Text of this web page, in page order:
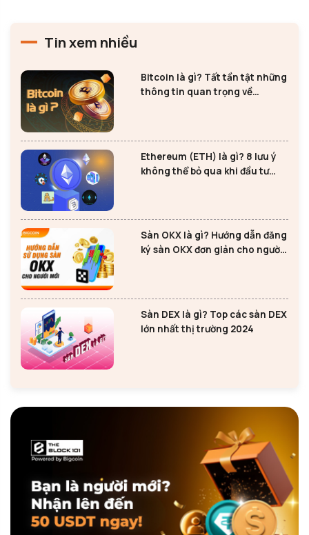
Tin xem nhiều
Bitcoin là gì? Tất tần tật những
thông tin quan trọng về
Ethereum (ETH) là gì? 8 lưu ý
không thể bỏ qua khi đầu tư
Sàn OKX là gì? Hướng dẫn đăng
ký sàn OKX đơn giản cho người
Sàn DEX là gì? Top các sàn DEX
lớn nhất thị trường 2024